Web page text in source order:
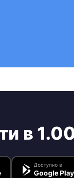
в
Доступно в
Google Play